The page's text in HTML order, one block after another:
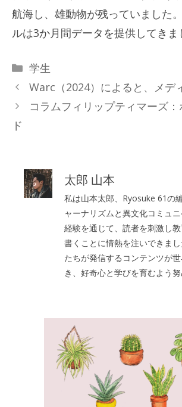
航海し、雄動物が残っていました
ルは3か月間データを提供してきま
カ
テ
リ
学生
Warc（2024）によると、メデ
コラムフィリップティマーズ
ド
太郎 山本
私は山本太郎、Ryosuke 61の
ャーナリズムと異文化コミュ
経験を通じて、読者を刺激し
書くことに情熱を注いできま
たちが発信するコンテンツが
き、好奇心と学びを育むよう努